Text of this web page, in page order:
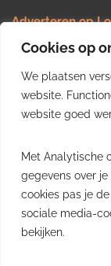
Cookies op
We plaatsen
website.
website goed
Met Analytische
gegevens over
cookies pas je
sociale media-
bekijken.
Adverteren op
Nieuws
Uw video op
Job plaatsen
Gratis
inzichten uit de